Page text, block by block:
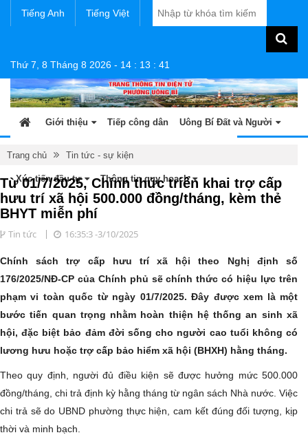
Tiếng Anh Tiếng Việt
Thứ 7, 8 Tháng 8 2026 - 14 : 13 : 41
Giới thiệu Tiếp công dân Uông Bí Đất và Người
Tin tức - sự kiện Sản phẩm OCOP
Xúc tiến đầu tư Thông tin quy hoạch
Trang chủ Tin tức - sự kiện
Từ 01/7/2025, Chính thức triển khai trợ cấp
hưu trí xã hội 500.000 đồng/tháng, kèm thẻ
BHYT miễn phí
Tin tức 16:35:3 -3/10/2025
​Chính sách trợ cấp hưu trí xã hội theo Nghị định số
176/2025/NĐ-CP của Chính phủ sẽ chính thức có hiệu lực trên
phạm vi toàn quốc từ ngày 01/7/2025. Đây được xem là một
bước tiến quan trọng nhằm hoàn thiện hệ thống an sinh xã
hội, đặc biệt bảo đảm đời sống cho người cao tuổi không có
lương hưu hoặc trợ cấp bảo hiểm xã hội (BHXH) hằng tháng.
Theo quy định, người đủ điều kiện sẽ được hưởng mức 500.000
đồng/tháng, chi trả định kỳ hằng tháng từ ngân sách Nhà nước. Việc
chi trả sẽ do UBND phường thực hiện, cam kết đúng đối tượng, kịp
thời và minh bạch.